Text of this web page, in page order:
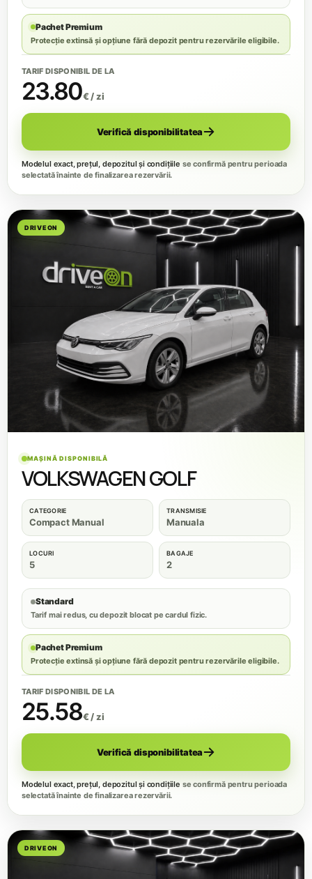
Pachet Premium
Protecție extinsă și opțiune fără depozit pentru rezervările eligibile.
TARIF DISPONIBIL DE LA
23.80€ / zi
Verifică disponibilitatea
Modelul exact, prețul, depozitul și condițiile se confirmă pentru perioada
selectată înainte de finalizarea rezervării.
MAȘINĂ DISPONIBILĂ
VOLKSWAGEN GOLF
CATEGORIE
Compact Manual
TRANSMISIE
Manuala
LOCURI
5
BAGAJE
2
Standard
Tarif mai redus, cu depozit blocat pe cardul fizic.
Pachet Premium
Protecție extinsă și opțiune fără depozit pentru rezervările eligibile.
TARIF DISPONIBIL DE LA
25.58€ / zi
Verifică disponibilitatea
Modelul exact, prețul, depozitul și condițiile se confirmă pentru perioada
selectată înainte de finalizarea rezervării.